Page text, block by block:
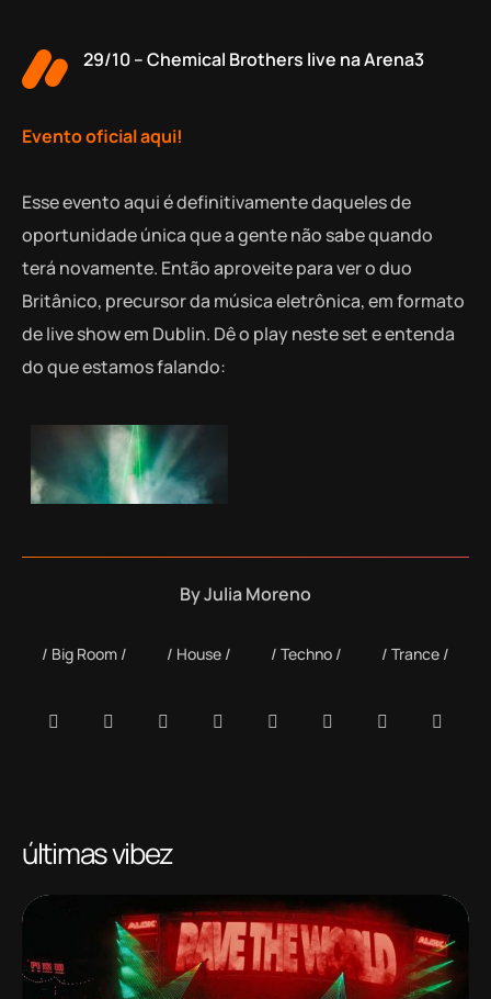
29/10 – Chemical Brothers live na Arena3
Evento oficial aqui!
Esse evento aqui é definitivamente daqueles de
oportunidade única que a gente não sabe quando
terá novamente. Então aproveite para ver o duo
Britânico, precursor da música eletrônica, em formato
de live show em Dublin. Dê o play neste set e entenda
do que estamos falando:
ByJulia Moreno
Big Room House Techno Trance
últimas vibez